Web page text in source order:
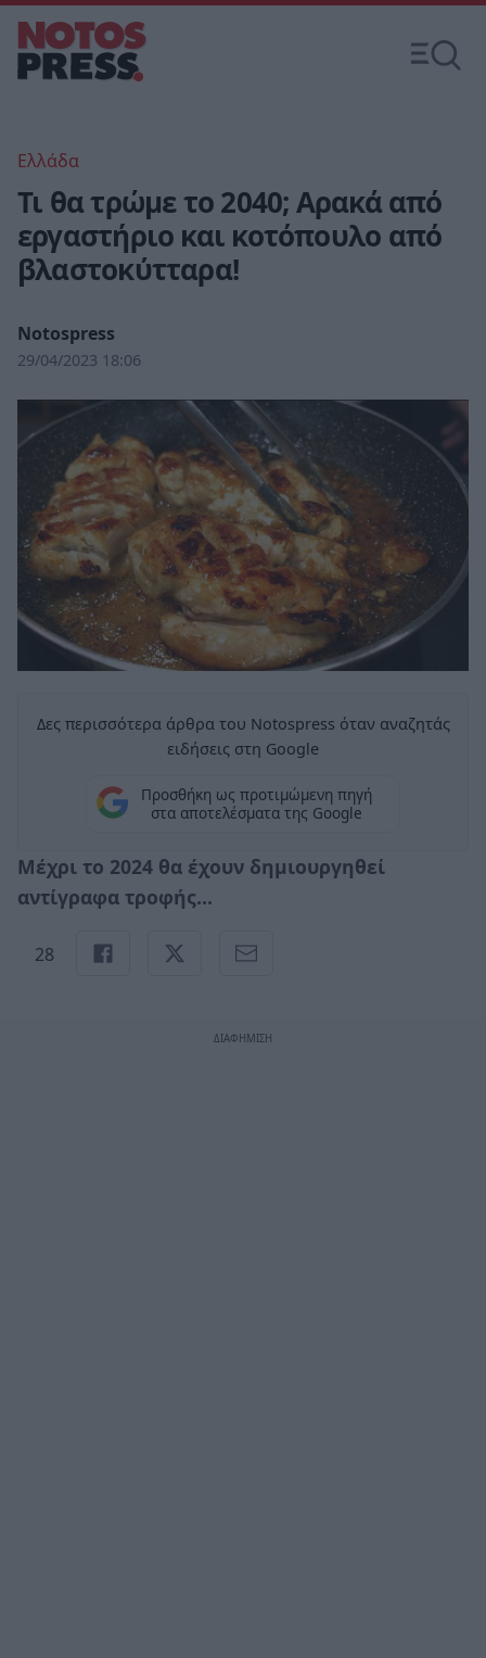
Ελλάδα
Τι θα τρώμε το 2040; Αρακά από
εργαστήριο και κοτόπουλο από
βλαστοκύτταρα!
Notospress
29/04/2023 18:06
Δες περισσότερα άρθρα του Notospress όταν αναζητάς
ειδήσεις στη Google
Προσθήκη ως προτιμώμενη πηγή
στα αποτελέσματα της Google
Μέχρι το 2024 θα έχουν δημιουργηθεί
αντίγραφα τροφής…
28